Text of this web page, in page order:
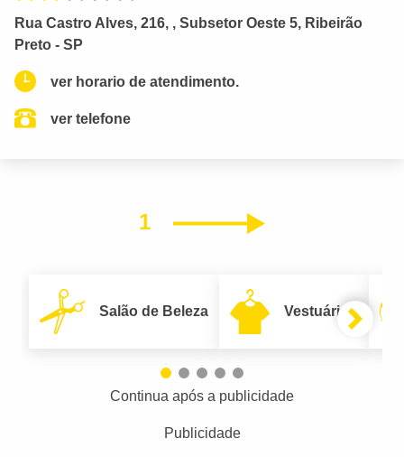
Rua Castro Alves, 216, , Subsetor Oeste 5, Ribeirão
Preto - SP
ver horario de atendimento.
ver telefone
1 Próximo
Salão de Beleza Vestuário
Continua após a publicidade
Publicidade